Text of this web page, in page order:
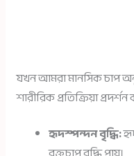
যখন আমরা মানসিক চাপ
শারীরিক প্রতিক্রিয়া
হৃদস্পন্দন বৃদ্ধি: